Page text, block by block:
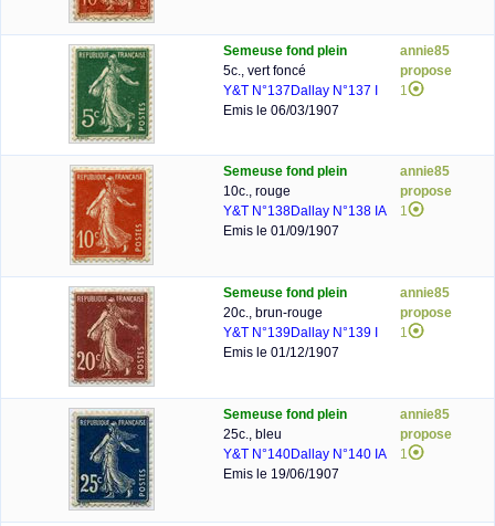
Semeuse fond plein
5c., vert foncé
Y&T N°137 Dallay N°137 I
Emis le 06/03/1907
annie85
propose
1
Semeuse fond plein
10c., rouge
Y&T N°138Dallay N°138 IA
Emis le 01/09/1907
annie85
propose
1
Semeuse fond plein
20c., brun-rouge
Y&T N°139Dallay N°139 I
Emis le 01/12/1907
annie85
propose
1
Semeuse fond plein
25c., bleu
Y&T N°140Dallay N°140 IA
Emis le 19/06/1907
annie85
propose
1